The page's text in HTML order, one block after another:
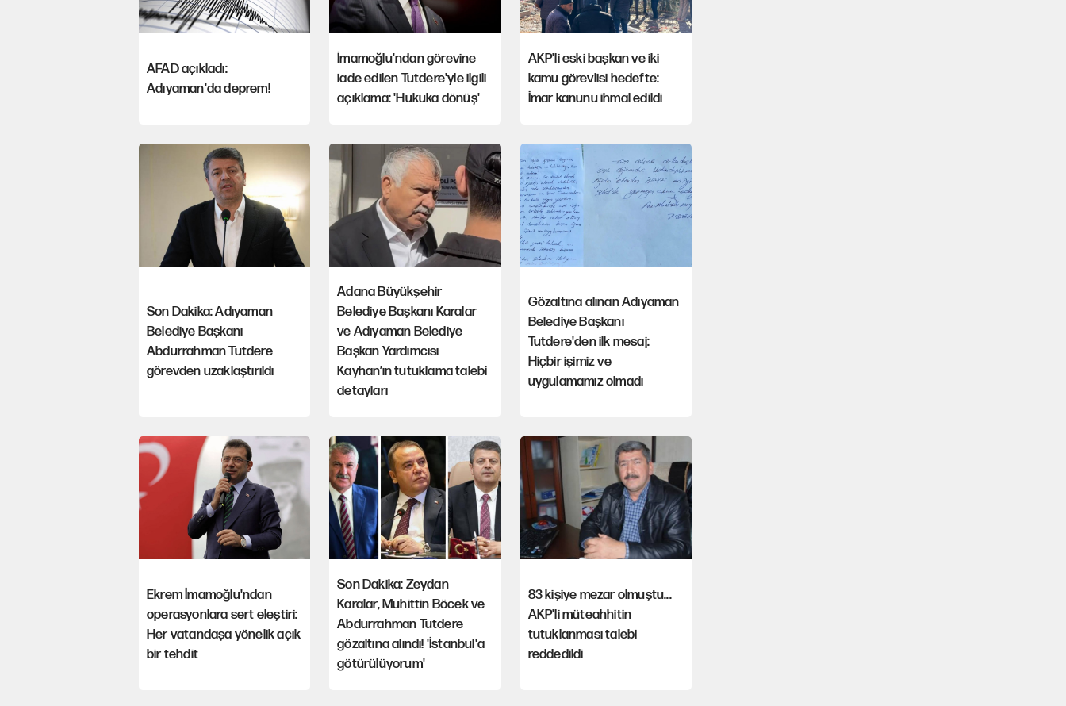
AFAD açıkladı:
Adıyaman'da deprem!
İmamoğlu'ndan görevine
iade edilen Tutdere'yle ilgili
açıklama: 'Hukuka dönüş'
AKP'li eski başkan ve iki
kamu görevlisi hedefte:
İmar kanunu ihmal edildi
Son Dakika: Adıyaman
Belediye Başkanı
Abdurrahman Tutdere
görevden uzaklaştırıldı
Adana Büyükşehir
Belediye Başkanı Karalar
ve Adıyaman Belediye
Başkan Yardımcısı
Kayhan’ın tutuklama talebi
detayları
Gözaltına alınan Adıyaman
Belediye Başkanı
Tutdere'den ilk mesaj:
Hiçbir işimiz ve
uygulamamız olmadı
Ekrem İmamoğlu'ndan
operasyonlara sert eleştiri:
Her vatandaşa yönelik açık
bir tehdit
Son Dakika: Zeydan
Karalar, Muhittin Böcek ve
Abdurrahman Tutdere
gözaltına alındı! 'İstanbul'a
götürülüyorum'
83 kişiye mezar olmuştu...
AKP'li müteahhitin
tutuklanması talebi
reddedildi